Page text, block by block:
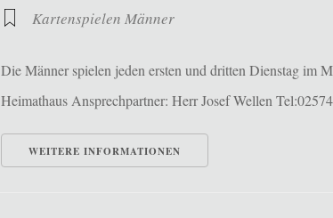
Kartenspielen Männer
Die Männer spielen jeden ersten und dritten Dienstag im
Heimathaus Ansprechpartner: Herr Josef Wellen
WEITERE INFORMATIONEN